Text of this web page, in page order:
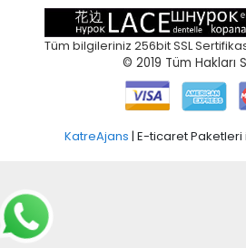
Tüm bilgileriniz 256bit SSL
© 2019 Tüm Hakları
KatreAjans | E-ticaret Paketleri